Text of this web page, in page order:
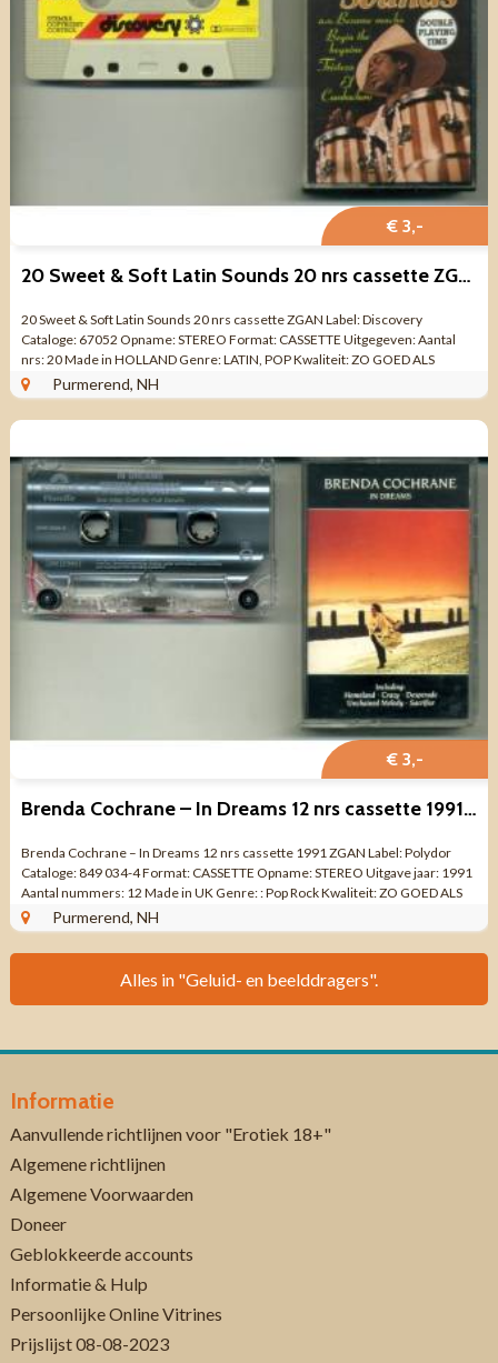
€ 3,-
20 Sweet & Soft Latin Sounds 20 nrs cassette ZGAN
20 Sweet & Soft Latin Sounds 20 nrs cassette ZGAN Label: Discovery
Cataloge: 67052 Opname: STEREO Format: CASSETTE Uitgegeven: Aantal
nrs: 20 Made in HOLLAND Genre: LATIN, POP Kwaliteit: ZO GOED ALS
NIEUW - 1 - A1 El ...
Purmerend, NH
€ 3,-
Brenda Cochrane – In Dreams 12 nrs cassette 1991 ZGAN
Brenda Cochrane – In Dreams 12 nrs cassette 1991 ZGAN Label: Polydor
Cataloge: 849 034-4 Format: CASSETTE Opname: STEREO Uitgave jaar: 1991
Aantal nummers: 12 Made in UK Genre: : Pop Rock Kwaliteit: ZO GOED ALS
NIEUW ...Purmerend, NH
Alles in "Geluid- en beelddragers".
Informatie
Aanvullende richtlijnen voor "Erotiek 18+"
Algemene richtlijnen
Algemene Voorwaarden
Doneer
Geblokkeerde accounts
Informatie & Hulp
Persoonlijke Online Vitrines
Prijslijst 08-08-2023